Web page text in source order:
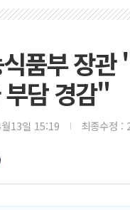
품부 장
담 경감"
13일 15:19 최종수정 :